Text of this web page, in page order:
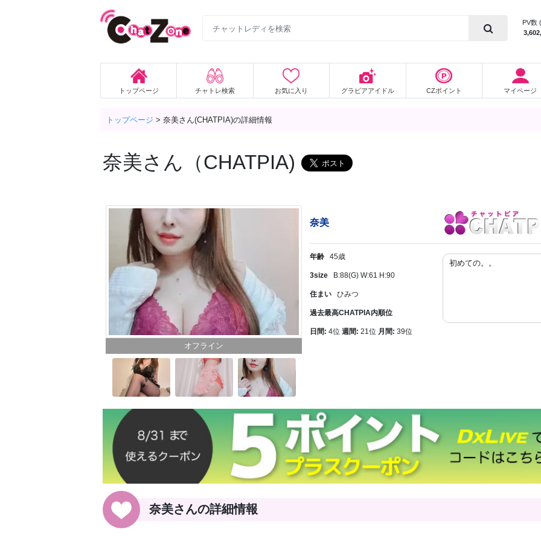
PV数
トップページ チャトレ検索 お気に入り グラビアアイドル CZポイント マイページ
トップページ > 奈美さん(CHATPIA)の詳細情報
奈美さん（CHATPIA)
オフライン
奈美
年齢45歳
3sizeB:88(G) W:61 H:90
住まいひみつ
過去最高CHATPIA内順位
日間: 4位 週間: 21位 月間: 39位
初めての。。
奈美さんの詳細情報